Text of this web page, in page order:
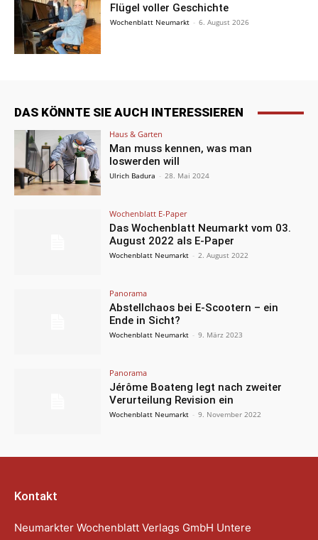
Flügel voller Geschichte
Wochenblatt Neumarkt - 6. August 2026
DAS KÖNNTE SIE AUCH INTERESSIEREN
Haus & Garten
Man muss kennen, was man
loswerden will
Ulrich Badura - 28. Mai 2024
Wochenblatt E-Paper
Das Wochenblatt Neumarkt vom 03.
August 2022 als E-Paper
Wochenblatt Neumarkt - 2. August 2022
Panorama
Abstellchaos bei E-Scootern – ein
Ende in Sicht?
Wochenblatt Neumarkt - 9. März 2023
Panorama
Jérôme Boateng legt nach zweiter
Verurteilung Revision ein
Wochenblatt Neumarkt - 9. November 2022
Kontakt
Neumarkter Wochenblatt Verlags GmbH Untere